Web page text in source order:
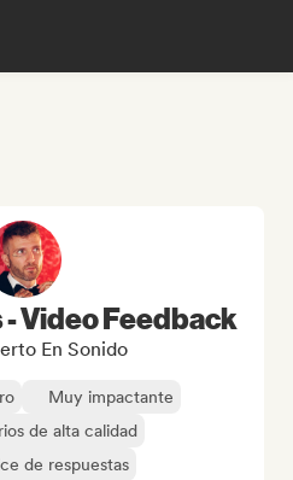
Video Feedback
En Sonido
Muy impactante
de alta calidad
de respuestas